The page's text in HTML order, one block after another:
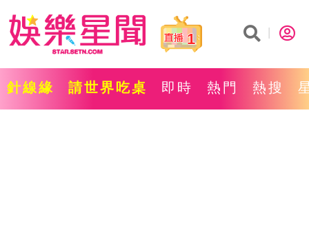
1
針線緣 請世界吃桌 即時 熱門 熱搜